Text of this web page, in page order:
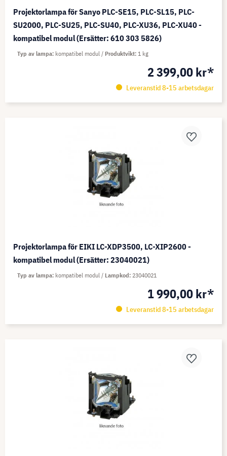
Projektorlampa för Sanyo PLC-SE15, PLC-SL15, PLC-
SU2000, PLC-SU25, PLC-SU40, PLC-XU36, PLC-XU40 -
kompatibel modul (Ersätter: 610 303 5826)
2 399,00 kr*
Leveranstid 8-15 arbetsdagar
Typ av lampa kompatibel modul Produktvikt 1 kg
Projektorlampa för EIKI LC-XDP3500, LC-XIP2600 -
kompatibel modul (Ersätter: 23040021)
1 990,00 kr*
Leveranstid 8-15 arbetsdagar
Typ av lampa kompatibel modul Lampkod 23040021